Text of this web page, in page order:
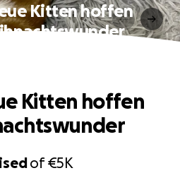
Kitten hoffen
of€5K
Kitten hoffen